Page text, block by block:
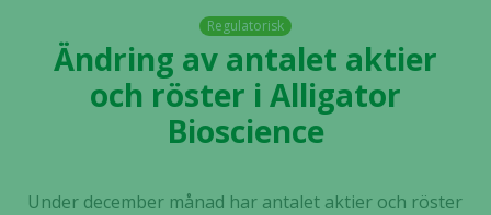
Regulatorisk
Ändring av antalet aktier
och röster i Alligator
Bioscience
Under december månad har antalet aktier och röster